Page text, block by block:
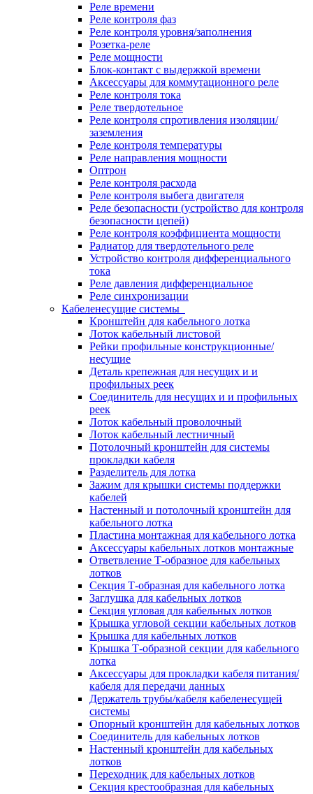
Реле времени
Реле контроля фаз
Реле контроля уровня/заполнения
Розетка-реле
Реле мощности
Блок-контакт с выдержкой времени
Аксессуары для коммутационного реле
Реле контроля тока
Реле твердотельное
Реле контроля спротивления изоляции/
заземления
Реле контроля температуры
Реле направления мощности
Оптрон
Реле контроля расхода
Реле контроля выбега двигателя
Реле безопасности (устройство для контроля
безопасности цепей)
Реле контроля коэффициента мощности
Радиатор для твердотельного реле
Устройство контроля дифференциального
тока
Реле давления дифференциальное
Реле синхронизации
Кабеленесущие системы
Кронштейн для кабельного лотка
Лоток кабельный листовой
Рейки профильные конструкционные/
несущие
Деталь крепежная для несущих и и
профильных реек
Соединитель для несущих и и профильных
реек
Лоток кабельный проволочный
Лоток кабельный лестничный
Потолочный кронштейн для системы
прокладки кабеля
Разделитель для лотка
Зажим для крышки системы поддержки
кабелей
Настенный и потолочный кронштейн для
кабельного лотка
Пластина монтажная для кабельного лотка
Аксессуары кабельных лотков монтажные
Ответвление Т-образное для кабельных
лотков
Секция Т-образная для кабельного лотка
Заглушка для кабельных лотков
Секция угловая для кабельных лотков
Крышка угловой секции кабельных лотков
Крышка для кабельных лотков
Крышка Т-образной секции для кабельного
лотка
Аксессуары для прокладки кабеля питания/
кабеля для передачи данных
Держатель трубы/кабеля кабеленесущей
системы
Опорный кронштейн для кабельных лотков
Соединитель для кабельных лотков
Настенный кронштейн для кабельных
лотков
Переходник для кабельных лотков
Секция крестообразная для кабельных